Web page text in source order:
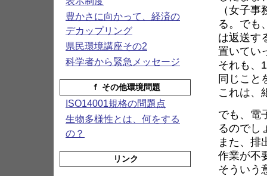
（女子
る。でも
は返送す
置いてい
それも、
同じこと
これは、
でも、電
るのでし
また、排
作業が不
そういう
豊かさに向かって、経済の
デカップリング
県民環境講座その2
科学者から緊急メッセージ
ｆ その他環境問題
ISO14001規格の問題点
生物多様性とは、何をする
の？
リンク